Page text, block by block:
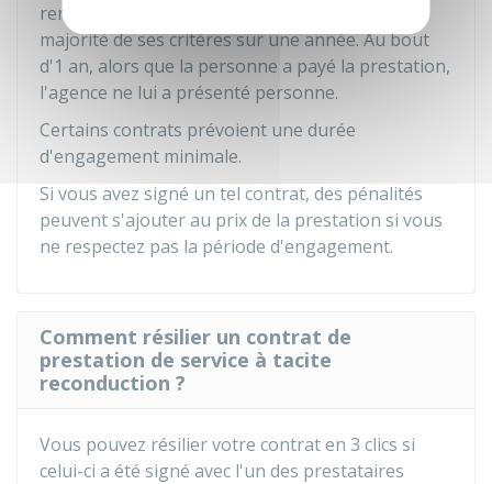
rencontrer 3 célibataires qui répondent à la
majorité de ses critères sur une année. Au bout
d'1 an, alors que la personne a payé la prestation,
l'agence ne lui a présenté personne.
Certains contrats prévoient une durée
d'engagement minimale.
Si vous avez signé un tel contrat, des pénalités
peuvent s'ajouter au prix de la prestation si vous
ne respectez pas la période d'engagement.
Comment résilier un contrat de
prestation de service à tacite
reconduction ?
Vous pouvez résilier votre contrat en 3 clics si
celui-ci a été signé avec l'un des prestataires